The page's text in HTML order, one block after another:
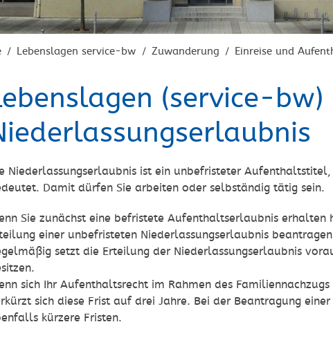
/ Lebenslagen service-bw / Zuwanderung / Einreise und
(service-bw)
Niederlassungserlaubnis ist ein unbefristeter
Damit dürfen Sie arbeiten oder selbständig tätig sein.
Sie zunächst eine befristete Aufenthaltserlaubnis
einer unbefristeten Niederlassungserlaubnis
setzt die Erteilung der Niederlassungserlaubnis
sich Ihr Aufenthaltsrecht im Rahmen des
sich diese Frist auf drei Jahre. Bei der Beantragung
kürzere Fristen.